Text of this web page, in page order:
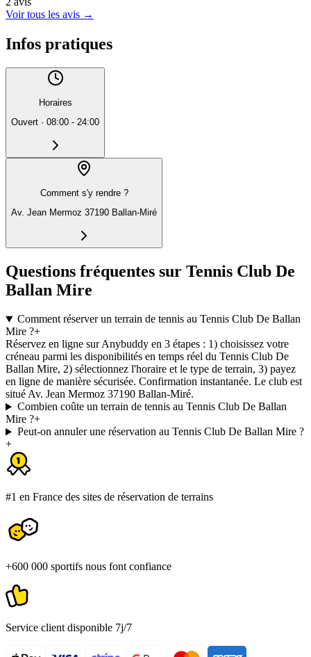
Voir tous les avis →
Infos pratiques
Horaires
Ouvert · 08:00 - 24:00
Comment s'y rendre ?
Av. Jean Mermoz 37190 Ballan-Miré
Questions fréquentes sur Tennis Club De
Ballan Mire
Comment réserver un terrain de tennis au Tennis Club De Ballan
Mire ?+
Réservez en ligne sur Anybuddy en 3 étapes : 1) choisissez votre
créneau parmi les disponibilités en temps réel du Tennis Club De
Ballan Mire, 2) sélectionnez l'horaire et le type de terrain, 3) payez
en ligne de manière sécurisée. Confirmation instantanée. Le club est
situé Av. Jean Mermoz 37190 Ballan-Miré.
Combien coûte un terrain de tennis au Tennis Club De Ballan
Mire ?+
Peut-on annuler une réservation au Tennis Club De Ballan Mire ?
+
#1 en France des sites de réservation de terrains
+600 000 sportifs nous font confiance
Service client disponible 7j/7